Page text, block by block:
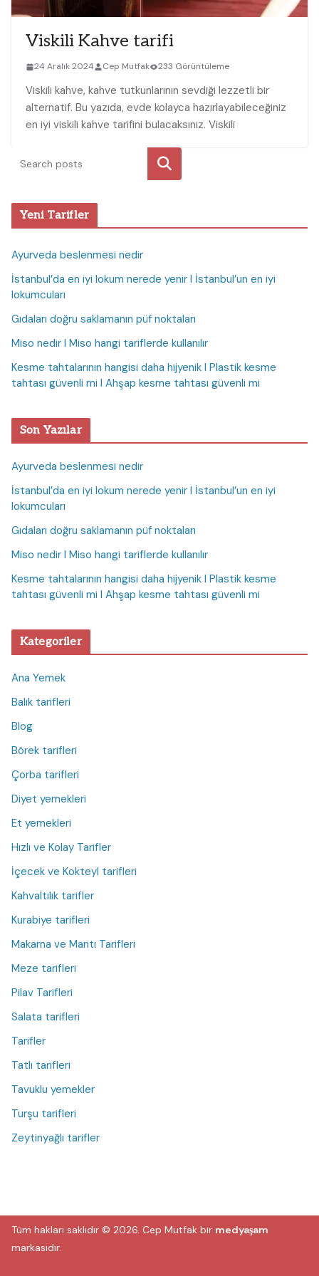
Viskili Kahve tarifi
24 Aralık 2024 Cep Mutfak 233 Görüntüleme
Viskili kahve, kahve tutkunlarının sevdiği lezzetli bir
alternatif. Bu yazıda, evde kolayca‌ hazırlayabileceğiniz
en ‍iyi⁣ viskili kahve tarifini bulacaksınız. Viskili
Ara
Yeni Tarifler
Ayurveda beslenmesi nedir
İstanbul’da en iyi lokum nerede yenir I İstanbul’un en iyi
lokumcuları
Gıdaları doğru saklamanın püf noktaları
Miso nedir I Miso hangi tariflerde kullanılır
Kesme tahtalarının hangisi daha hijyenik I Plastik kesme
tahtası güvenli mi I Ahşap kesme tahtası güvenli mi
Son Yazılar
Ayurveda beslenmesi nedir
İstanbul’da en iyi lokum nerede yenir I İstanbul’un en iyi
lokumcuları
Gıdaları doğru saklamanın püf noktaları
Miso nedir I Miso hangi tariflerde kullanılır
Kesme tahtalarının hangisi daha hijyenik I Plastik kesme
tahtası güvenli mi I Ahşap kesme tahtası güvenli mi
Kategoriler
Ana Yemek
Balık tarifleri
Blog
Börek tarifleri
Çorba tarifleri
Diyet yemekleri
Et yemekleri
Hızlı ve Kolay Tarifler
İçecek ve Kokteyl tarifleri
Kahvaltılık tarifler
Kurabiye tarifleri
Makarna ve Mantı Tarifleri
Meze tarifleri
Pilav Tarifleri
Salata tarifleri
Tarifler
Tatlı tarifleri
Tavuklu yemekler
Turşu tarifleri
Zeytinyağlı tarifler
Tüm hakları saklıdır © 2026. Cep Mutfak bir medyaşam
markasıdır.